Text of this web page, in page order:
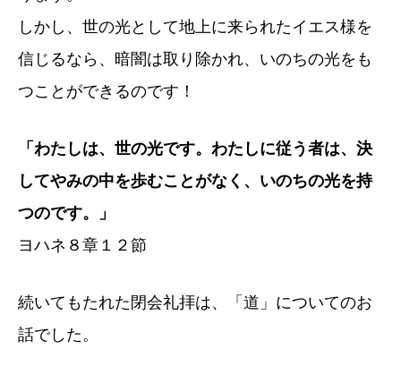
しかし、世の光として地上に来られたイエス様を
信じるなら、暗闇は取り除かれ、いのちの光をも
つことができるのです！
「わたしは、世の光です。わたしに従う者は、決
してやみの中を歩むことがなく、いのちの光を持
つのです。」
ヨハネ８章１２節
続いてもたれた閉会礼拝は、「道」についてのお
話でした。